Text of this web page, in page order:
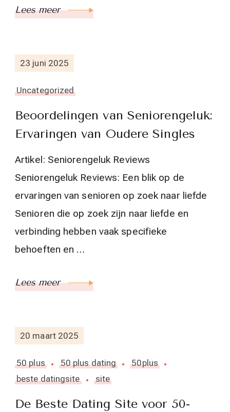
Lees meer
23 juni 2025
Uncategorized
Beoordelingen van Seniorengeluk:
Ervaringen van Oudere Singles
Artikel: Seniorengeluk Reviews
Seniorengeluk Reviews: Een blik op de
ervaringen van senioren op zoek naar liefde
Senioren die op zoek zijn naar liefde en
verbinding hebben vaak specifieke
behoeften en …
Lees meer
20 maart 2025
50 plus 50 plus dating
50plus
beste datingsite
site
De Beste Dating Site voor 50-